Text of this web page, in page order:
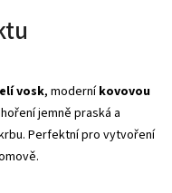
vosk, moderníkovovou
jemně praská a
Perfektní pro vytvoření